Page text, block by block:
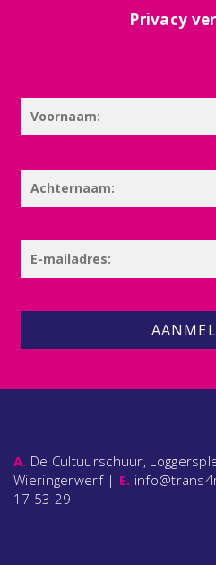
Privacy
A. De Cultuurschuur,
Wieringerwerf | E.
17 53 29